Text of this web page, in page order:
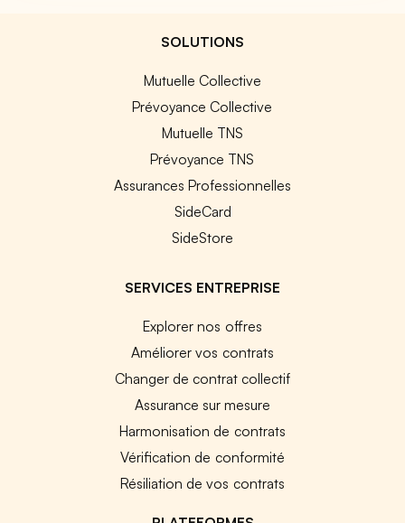
SOLUTIONS
Mutuelle Collective
Prévoyance Collective
Mutuelle TNS
Prévoyance TNS
Assurances Professionnelles
SideCard
SideStore
SERVICES ENTREPRISE
Explorer nos offres
Améliorer vos contrats
Changer de contrat collectif
Assurance sur mesure
Harmonisation de contrats
Vérification de conformité
Résiliation de vos contrats